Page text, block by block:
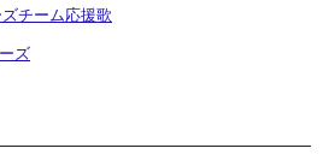
チーム応援歌
ズ